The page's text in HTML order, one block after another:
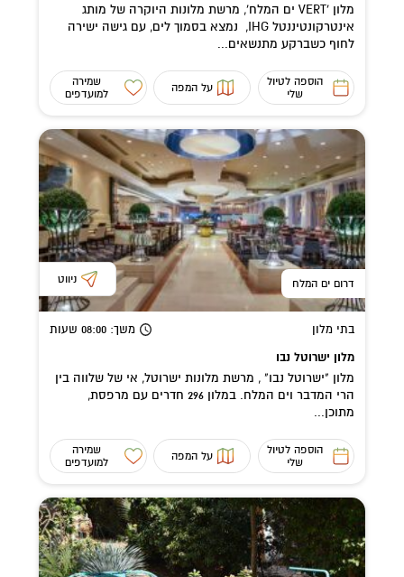
מלון 'VERT ים המלח', מרשת מלונות היוקרה של מותג
אינטרקונטיננטל IHG, נמצא בסמוך לים, עם גישה ישירה
לחוף כשברקע מתנשאים...
הוספה לטיול
שלי
על המפה
שמירה
למועדפים
דרום ים המלח ניווט
בתי מלון משך: 08:00 שעות
מלון ישרוטל נבו
מלון "ישרוטל נבו" , מרשת מלונות ישרוטל, אי של שלווה בין
הרי המדבר וים המלח. במלון 296 חדרים עם מרפסת,
מתוכן...
הוספה לטיול
שלי
על המפה
שמירה
למועדפים